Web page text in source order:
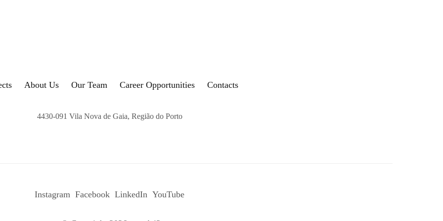
About Us Our Team Career Opportunities Contacts
4430-091 Vila Nova de Gaia, Região do Porto
Instagram Facebook LinkedIn YouTube